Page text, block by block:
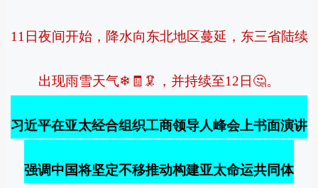
11日夜间开始，降水向东北地区蔓延，东三省陆续
出现雨雪天气❄🧾🦑，并持续至12日🤔。
习近平在亚太经合组织工商领导人峰会上书面演讲
强调中国将坚定不移推动构建亚太命运共同体